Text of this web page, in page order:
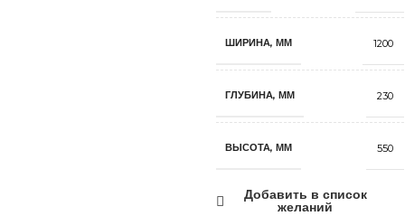
ШИРИНА, ММ 1200
ГЛУБИНА, ММ 230
ВЫСОТА, ММ 550
Добавить в список
желаний